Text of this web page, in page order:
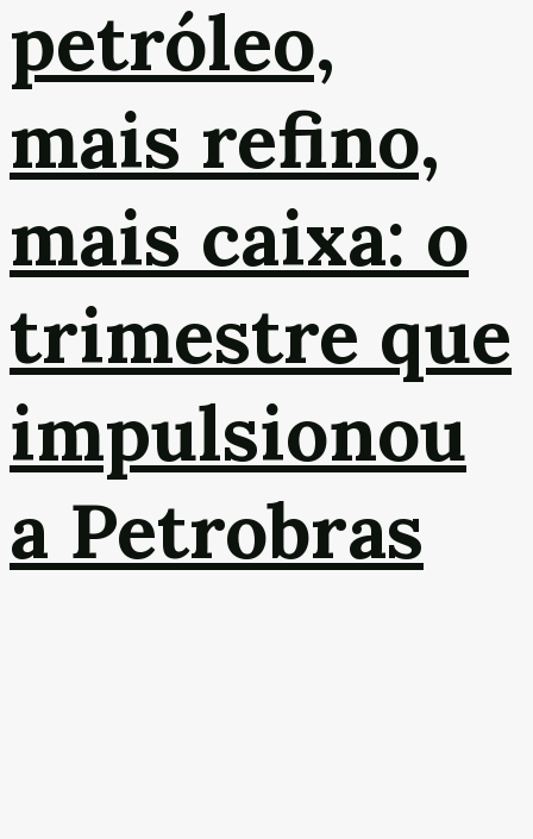
petróleo,
mais refino,
mais caixa: o
trimestre que
impulsionou
a Petrobras